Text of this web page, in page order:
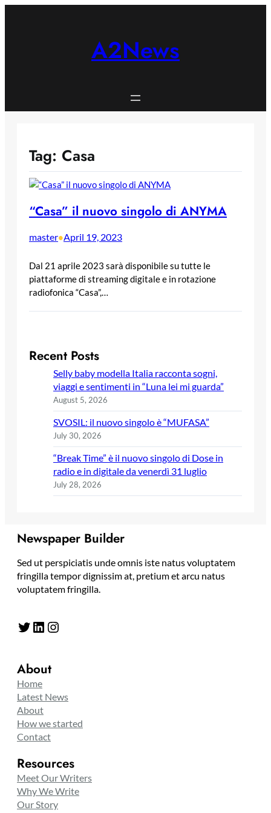
A2News
Tag: Casa
“Casa” il nuovo singolo di ANYMA
master•April 19, 2023
Dal 21 aprile 2023 sarà disponibile su tutte le
piattaforme di streaming digitale e in rotazione
radiofonica “Casa”,…
Recent Posts
Selly baby modella Italia racconta sogni,
viaggi e sentimenti in “Luna lei mi guarda”
August 5, 2026
SVOSIL: il nuovo singolo è “MUFASA”
July 30, 2026
“Break Time” è il nuovo singolo di Dose in
radio e in digitale da venerdì 31 luglio
July 28, 2026
Newspaper Builder
Sed ut perspiciatis unde omnis iste natus voluptatem
fringilla tempor dignissim at, pretium et arcu natus
voluptatem fringilla.
Twitter LinkedIn Instagram
About
Home
Latest News
About
How we started
Contact
Resources
Meet Our Writers
Why We Write
Our Story